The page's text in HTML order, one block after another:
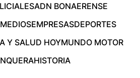
ADN BONAERENSE
MEDIOSEMPRESASDEPORTES
Y SALUD HOYMUNDO MOTOR
HISTORIA